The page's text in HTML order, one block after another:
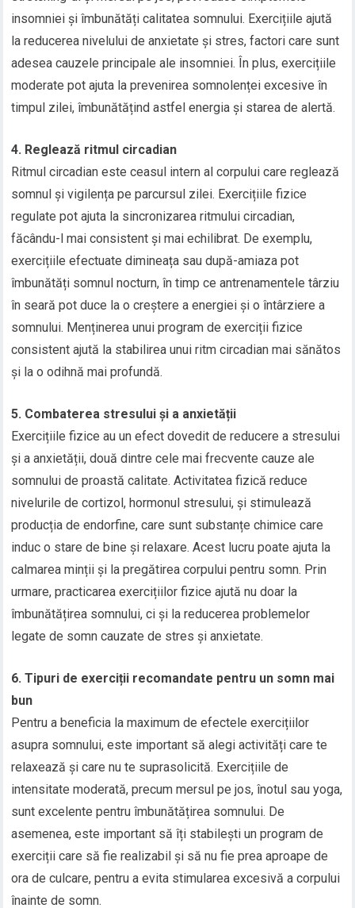
insomniei și îmbunătăți calitatea somnului. Exercițiile ajută
la reducerea nivelului de anxietate și stres, factori care sunt
adesea cauzele principale ale insomniei. În plus, exercițiile
moderate pot ajuta la prevenirea somnolenței excesive în
timpul zilei, îmbunătățind astfel energia și starea de alertă.
4. Reglează ritmul circadian
Ritmul circadian este ceasul intern al corpului care reglează
somnul și vigilența pe parcursul zilei. Exercițiile fizice
regulate pot ajuta la sincronizarea ritmului circadian,
făcându-l mai consistent și mai echilibrat. De exemplu,
exercițiile efectuate dimineața sau după-amiaza pot
îmbunătăți somnul nocturn, în timp ce antrenamentele târziu
în seară pot duce la o creștere a energiei și o întârziere a
somnului. Menținerea unui program de exerciții fizice
consistent ajută la stabilirea unui ritm circadian mai sănătos
și la o odihnă mai profundă.
5. Combaterea stresului și a anxietății
Exercițiile fizice au un efect dovedit de reducere a stresului
și a anxietății, două dintre cele mai frecvente cauze ale
somnului de proastă calitate. Activitatea fizică reduce
nivelurile de cortizol, hormonul stresului, și stimulează
producția de endorfine, care sunt substanțe chimice care
induc o stare de bine și relaxare. Acest lucru poate ajuta la
calmarea minții și la pregătirea corpului pentru somn. Prin
urmare, practicarea exercițiilor fizice ajută nu doar la
îmbunătățirea somnului, ci și la reducerea problemelor
legate de somn cauzate de stres și anxietate.
6. Tipuri de exerciții recomandate pentru un somn mai
bun
Pentru a beneficia la maximum de efectele exercițiilor
asupra somnului, este important să alegi activități care te
relaxează și care nu te suprasolicită. Exercițiile de
intensitate moderată, precum mersul pe jos, înotul sau yoga,
sunt excelente pentru îmbunătățirea somnului. De
asemenea, este important să îți stabilești un program de
exerciții care să fie realizabil și să nu fie prea aproape de
ora de culcare, pentru a evita stimularea excesivă a corpului
înainte de somn.